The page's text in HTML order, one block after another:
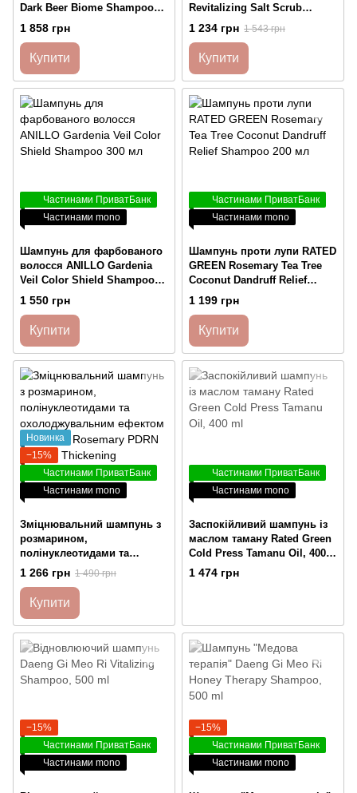
Dark Beer Biome Shampoo
500 мл
1 858 грн
Купити
Revitalizing Salt Scrub
Shampoo 300 мл
1 234 грн 1 543 грн
Купити
Частинами ПриватБанк
Частинами mono
Шампунь для фарбованого
волосся ANILLO Gardenia
Veil Color Shield Shampoo
300 мл
1 550 грн
Купити
Частинами ПриватБанк
Частинами mono
Шампунь проти лупи RATED
GREEN Rosemary Tea Tree
Coconut Dandruff Relief
Shampoo 200 мл
1 199 грн
Купити
Новинка
−15%
Частинами ПриватБанк
Частинами mono
Зміцнювальний шампунь з
розмарином,
полінуклеотидами та
охолоджувальним ефектом
Medicube Rosemary PDRN
Cooling Thickening
Shampoo, 400 мл
1 266 грн 1 490 грн
Купити
Частинами ПриватБанк
Частинами mono
Заспокійливий шампунь із
маслом таману Rated Green
Cold Press Tamanu Oil, 400
ml
1 474 грн
−15%
Частинами ПриватБанк
Частинами mono
−15%
Частинами ПриватБанк
Частинами mono